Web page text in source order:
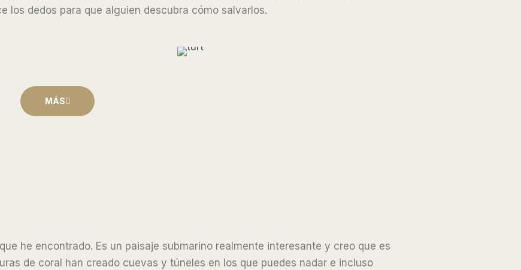
los dedos para que alguien descubra cómo salvarlos.
MÁS
he encontrado. Es un paisaje submarino realmente interesante y creo que es
de coral han creado cuevas y túneles en los que puedes nadar e incluso